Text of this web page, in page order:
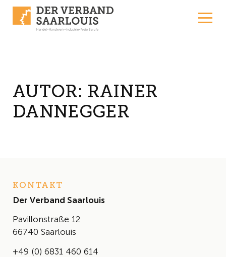
AUTOR: RAINER
DANNEGGER
KONTAKT
Der Verband Saarlouis
Pavillonstraße 12
66740 Saarlouis
+49 (0) 6831 460 614